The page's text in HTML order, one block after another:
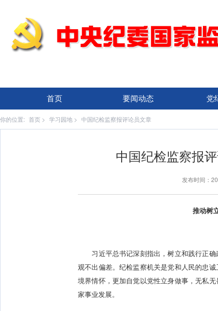
首页 要闻动态 党
你的位置: 首页 > 学习园地 > 中国纪检监察报评论员文章
中国纪检监察报
发布时间：
推动树
习近平总书记深刻指出，树立和践行正确
观不出偏差。纪检监察机关是党和人民的忠
境界情怀，更加自觉以党性立身做事，无私
家事业发展。